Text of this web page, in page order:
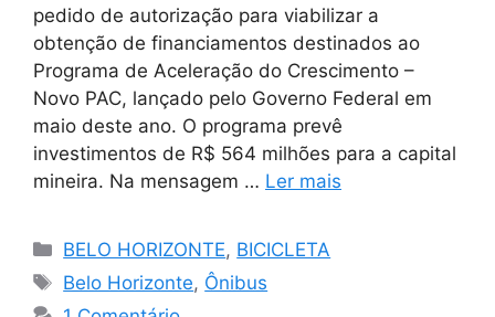
pedido de autorização para viabilizar a
obtenção de financiamentos destinados ao
Programa de Aceleração do Crescimento –
Novo PAC, lançado pelo Governo Federal em
maio deste ano. O programa prevê
investimentos de R$ 564 milhões para a capital
mineira. Na mensagem … Ler mais
Categorias
BELO HORIZONTE, BICICLETA
Tags
Belo Horizonte, Ônibus